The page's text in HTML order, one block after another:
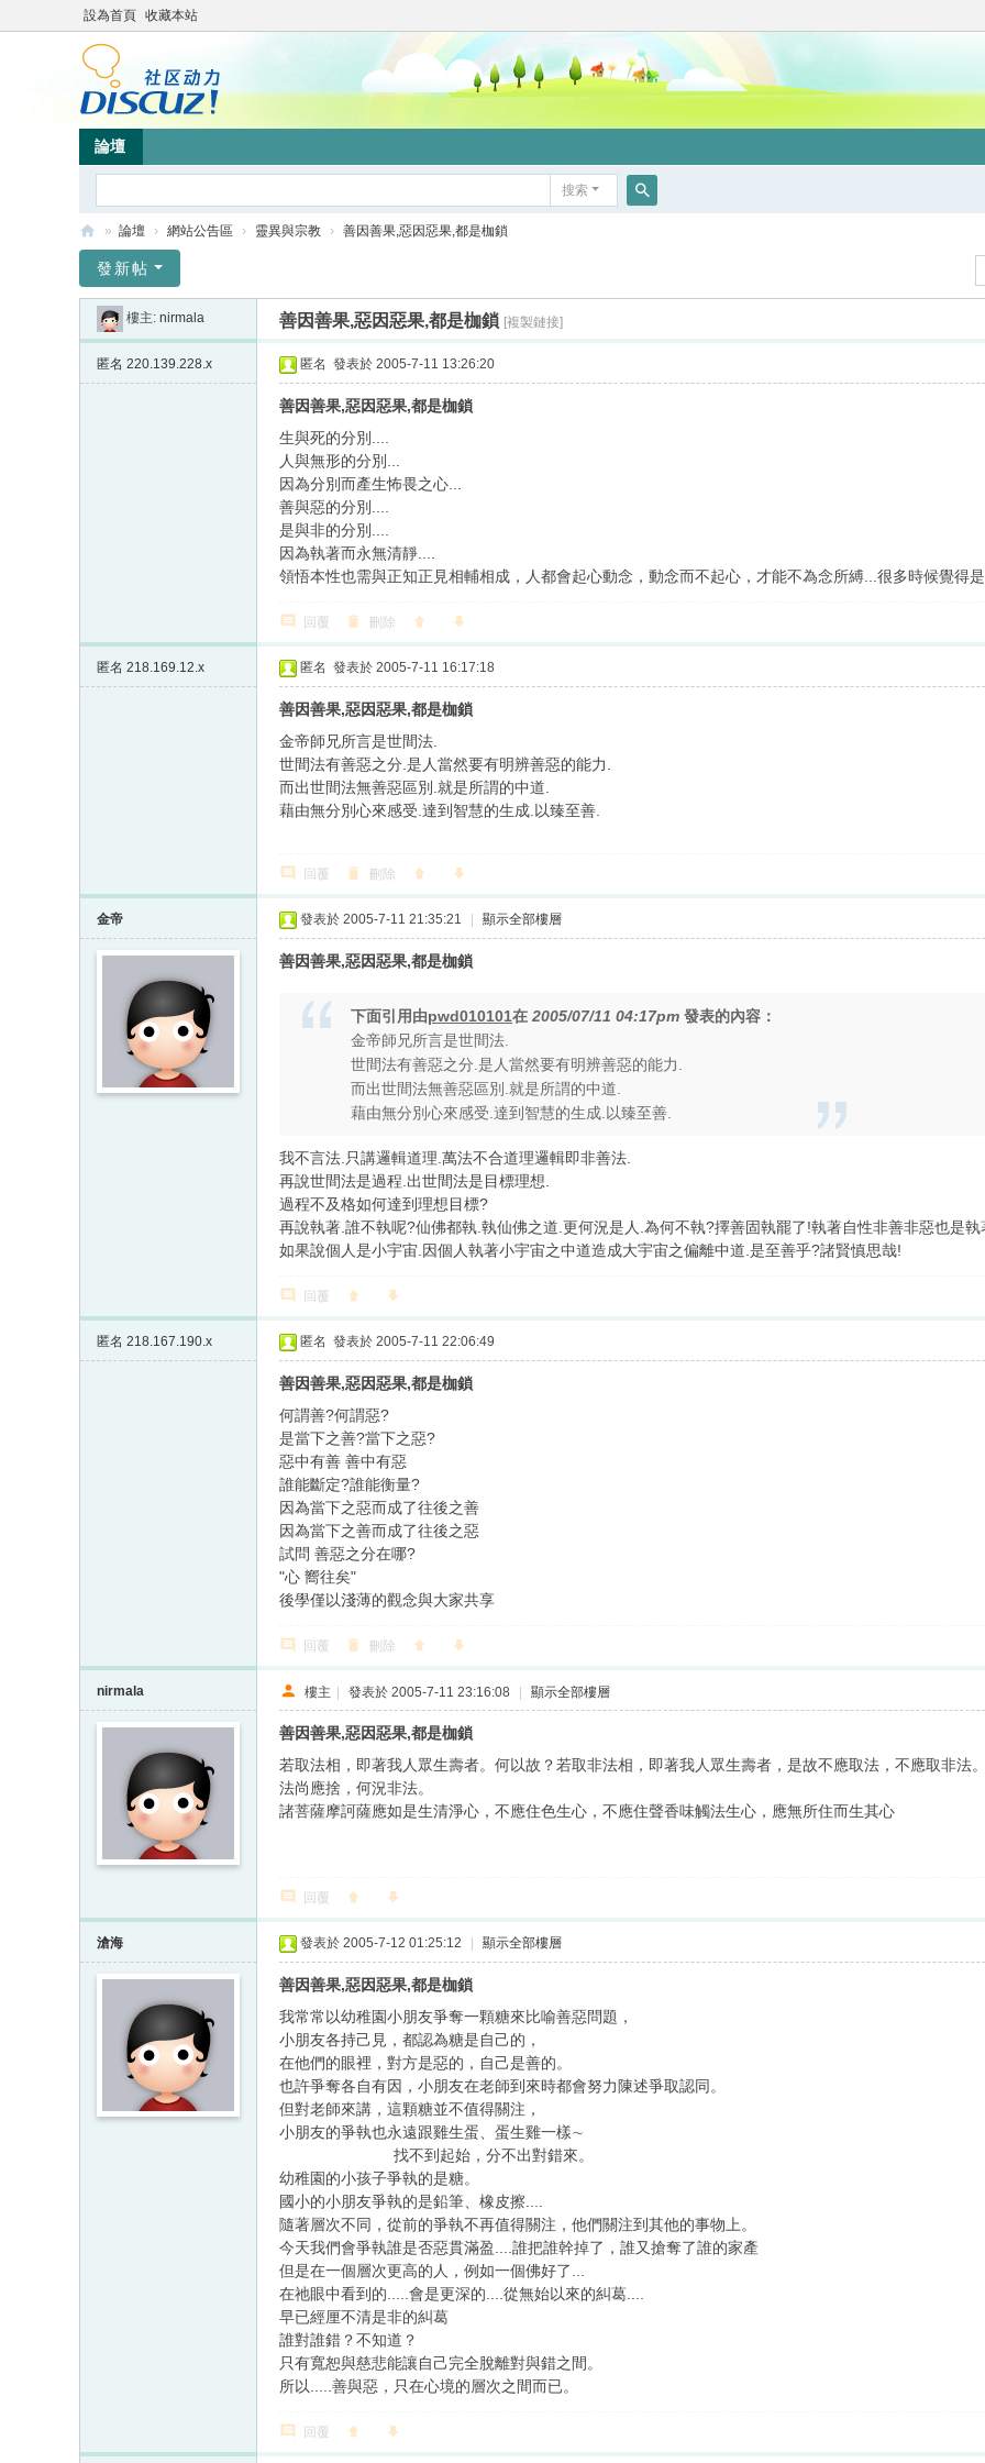
設為首頁 收藏本站
論壇
搜索
竹
» 論壇 › 網站公告區 › 靈異與宗教 › 善因善果,惡因惡果,都是枷鎖
發新帖
樓主: nirmala 善因善果,惡因惡果,都是枷鎖 [複製鏈接]
匿名 220.139.228.x 匿名 發表於 2005-7-11 13:26:20
善因善果,惡因惡果,都是枷鎖
生與死的分別....
人與無形的分別...
因為分別而產生怖畏之心...
善與惡的分別....
是與非的分別....
因為執著而永無清靜....
領悟本性也需與正知正見相輔相成，人都會起心動念，動念而不起心，才能不為念所縛...很多時候覺得
回覆 刪除
匿名 218.169.12.x 匿名 發表於 2005-7-11 16:17:18
善因善果,惡因惡果,都是枷鎖
金帝師兄所言是世間法.
世間法有善惡之分.是人當然要有明辨善惡的能力.
而出世間法無善惡區別.就是所謂的中道.
藉由無分別心來感受.達到智慧的生成.以臻至善.
回覆 刪除
金帝 發表於 2005-7-11 21:35:21 顯示全部樓層
善因善果,惡因惡果,都是枷鎖
下面引用由pwd010101在 2005/07/11 04:17pm 發表的內容：
金帝師兄所言是世間法.
世間法有善惡之分.是人當然要有明辨善惡的能力.
而出世間法無善惡區別.就是所謂的中道.
藉由無分別心來感受.達到智慧的生成.以臻至善.
我不言法.只講邏輯道理.萬法不合道理邏輯即非善法.
再說世間法是過程.出世間法是目標理想.
過程不及格如何達到理想目標?
再說執著.誰不執呢?仙佛都執.執仙佛之道.更何況是人.為何不執?擇善固執罷了!執著自性非善非惡也是
如果說個人是小宇宙.因個人執著小宇宙之中道造成大宇宙之偏離中道.是至善乎?諸賢慎思哉!
回覆
匿名 218.167.190.x 匿名 發表於 2005-7-11 22:06:49
善因善果,惡因惡果,都是枷鎖
何謂善?何謂惡?
是當下之善?當下之惡?
惡中有善 善中有惡
誰能斷定?誰能衡量?
因為當下之惡而成了往後之善
因為當下之善而成了往後之惡
試問 善惡之分在哪?
"心 嚮往矣"
後學僅以淺薄的觀念與大家共享
回覆 刪除
nirmala 樓主 | 發表於 2005-7-11 23:16:08 | 顯示全部樓層
善因善果,惡因惡果,都是枷鎖
若取法相，即著我人眾生壽者。何以故？若取非法相，即著我人眾生壽者，是故不應取法，不應取非法
法尚應捨，何況非法。
諸菩薩摩訶薩應如是生清淨心，不應住色生心，不應住聲香味觸法生心，應無所住而生其心
回覆
滄海 發表於 2005-7-12 01:25:12 顯示全部樓層
善因善果,惡因惡果,都是枷鎖
我常常以幼稚園小朋友爭奪一顆糖來比喻善惡問題，
小朋友各持己見，都認為糖是自己的，
在他們的眼裡，對方是惡的，自己是善的。
也許爭奪各自有因，小朋友在老師到來時都會努力陳述爭取認同。
但對老師來講，這顆糖並不值得關注，
小朋友的爭執也永遠跟雞生蛋、蛋生雞一樣∼
找不到起始，分不出對錯來。
幼稚園的小孩子爭執的是糖。
國小的小朋友爭執的是鉛筆、橡皮擦....
隨著層次不同，從前的爭執不再值得關注，他們關注到其他的事物上。
今天我們會爭執誰是否惡貫滿盈....誰把誰幹掉了，誰又搶奪了誰的家產
但是在一個層次更高的人，例如一個佛好了...
在祂眼中看到的.....會是更深的....從無始以來的糾葛....
早已經厘不清是非的糾葛
誰對誰錯？不知道？
只有寬恕與慈悲能讓自己完全脫離對與錯之間。
所以.....善與惡，只在心境的層次之間而已。
回覆